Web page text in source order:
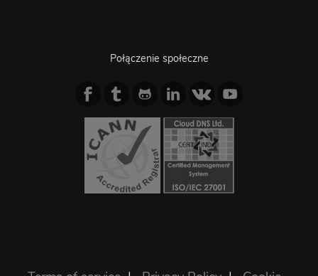
Połączenie społeczne